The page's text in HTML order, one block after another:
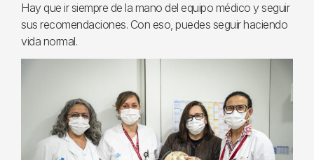
Hay que ir siempre de la mano del equipo médico y seguir
sus recomendaciones. Con eso, puedes seguir haciendo
vida normal.